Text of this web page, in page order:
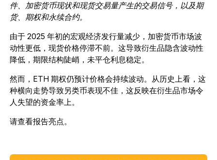
件、加密货币现状和现货交易量产生的交易信号，以及期
货、期权和永续合约。
由于 2025 年初的宏观经济发行量减少，加密货币市场波
动性更低，现货价格停滞不前。这导致衍生品隐含波动性
降低，期限结构陡峭，未平仓利息稳定。
然而，ETH 期权仍预计价格会持续波动。从历史上看，这
种横向走势导致另类币表现不佳，这反映在衍生品市场令
人失望的资金率上。
请查看报告亮点。